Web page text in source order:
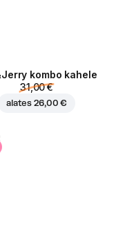
kombo kahele
31,00 €
alates 26,00 €